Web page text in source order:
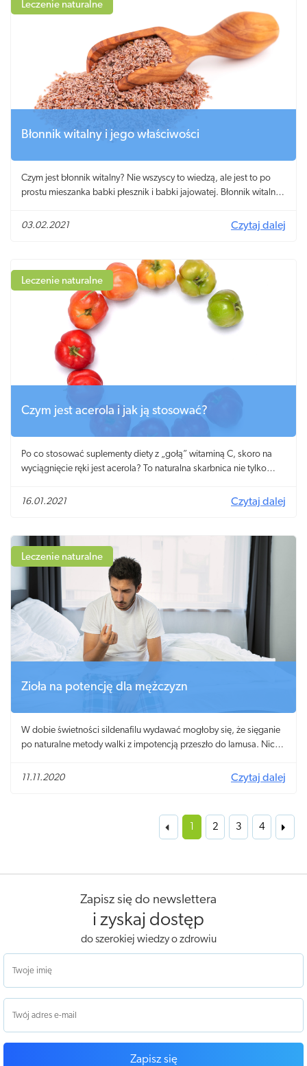
Leczenie naturalne
Błonnik witalny i jego właściwości
Czym jest błonnik witalny? Nie wszyscy to wiedzą, ale jest to po
prostu mieszanka babki płesznik i babki jajowatej. Błonnik witalny
korzystnych właściwościach dla organizmu. Wielu nazwie go
03.02.2021 Czytaj dalej
Leczenie naturalne
Czym jest acerola i jak ją stosować?
Po co stosować suplementy diety z „gołą” witaminą C, skoro na
wyciągnięcie ręki jest acerola? To naturalna skarbnica nie tylko
aktywnych! W Polsce wprawdzie trudno dostać świeżą wiśnię z
wybrać coś dla siebie.
16.01.2021 Czytaj dalej
Leczenie naturalne
Zioła na potencję dla mężczyzn
W dobie świetności sildenafilu wydawać mogłoby się, że sięganie
po naturalne metody walki z impotencją przeszło do lamusa. Nic
dużą popularnością, a wybór naturalnych preparatów roślinnych
11.11.2020 Czytaj dalej
1 2 3 4
Zapisz się do newslettera
i zyskaj dostęp
do szerokiej wiedzy o zdrowiu
Zapisz się